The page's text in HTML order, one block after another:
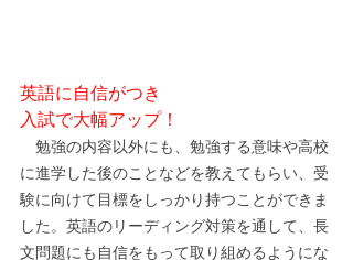
英語に自信がつき
入試で大幅アップ！
勉強の内容以外にも、勉強する意味や高校
に進学した後のことなどを教えてもらい、受
験に向けて目標をしっかり持つことができま
した。英語のリーディング対策を通して、長
文問題にも自信をもって取り組めるようにな